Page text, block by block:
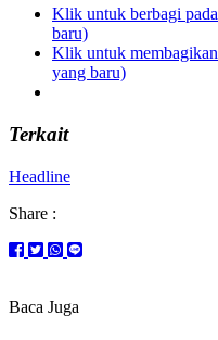
Klik untuk berbagi
baru)
Klik untuk
yang baru)
Terkait
Headline
Share :
Baca Juga